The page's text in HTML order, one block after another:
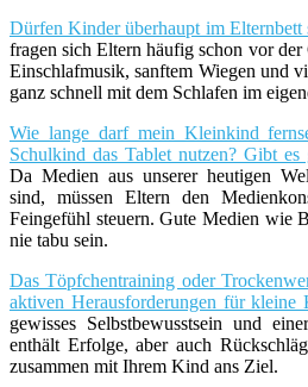
Dürfen Kinder überhaupt im Elternbett
fragen sich Eltern häufig schon vor
Einschlafmusik, sanftem Wiegen und
ganz schnell mit dem Schlafen im
Wie lange darf mein Kleinkind
Schulkind das Tablet nutzen? Gibt
Da Medien aus unserer heutigen
sind, müssen Eltern den
Feingefühl steuern. Gute Medien wie
nie tabu sein.
Das Töpfchentraining oder
aktiven Herausforderungen für kleine
gewisses Selbstbewusstsein und
enthält Erfolge, aber auch
zusammen mit Ihrem Kind ans Ziel.